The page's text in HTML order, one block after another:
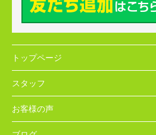
トップページ
スタッフ
お客様の声